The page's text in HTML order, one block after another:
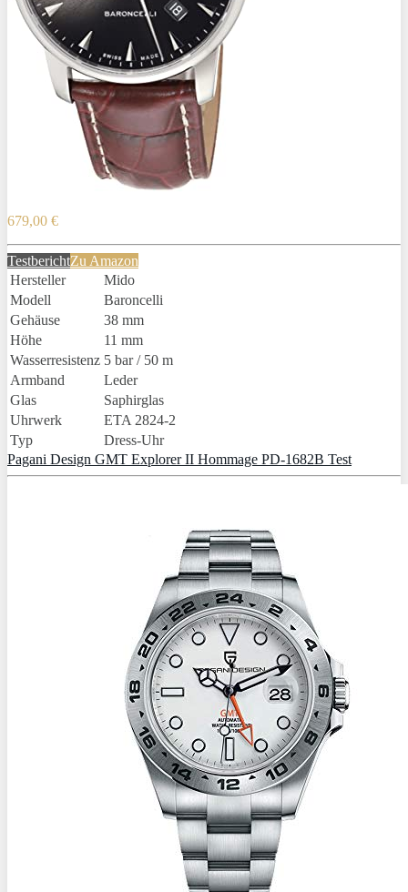
679,00 €
TestberichtZu Amazon
Hersteller
Mido
Modell
Baroncelli
Gehäuse
38 mm
Höhe
11 mm
Wasserresistenz 5 bar / 50 m
Armband
Leder
Glas
Saphirglas
Uhrwerk
ETA 2824-2
Typ
Dress-Uhr
Pagani Design GMT Explorer II Hommage PD-1682B Test